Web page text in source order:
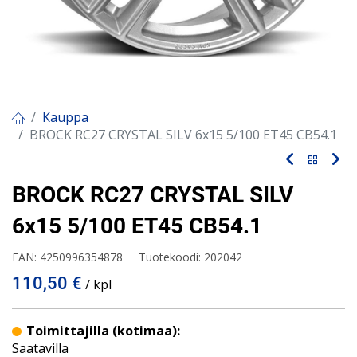
Kauppa
BROCK RC27 CRYSTAL SILV 6x15 5/100 ET45 CB54.1
BROCK RC27 CRYSTAL SILV
6x15 5/100 ET45 CB54.1
EAN: 4250996354878 Tuotekoodi: 202042
110,50 € / kpl
Toimittajilla (kotimaa):
Saatavilla